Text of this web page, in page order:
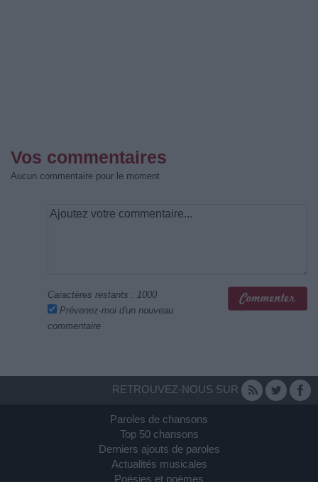
Vos commentaires
Aucun commentaire pour le moment
Caractères restants : 1000
Prévenez-moi d'un nouveau
commentaire
RETROUVEZ-NOUS SUR
Paroles de chansons
Top 50 chansons
Derniers ajouts de paroles
Actualités musicales
Poésies et poèmes